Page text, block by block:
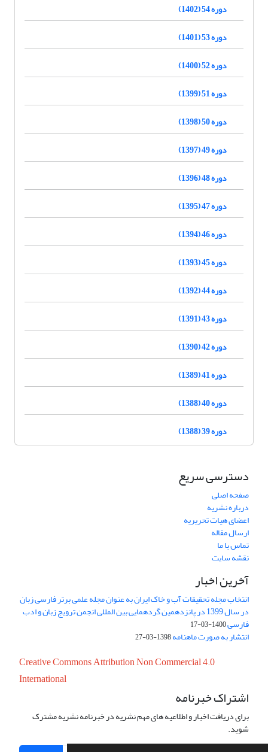
دوره 54 (1402)
دوره 53 (1401)
دوره 52 (1400)
دوره 51 (1399)
دوره 50 (1398)
دوره 49 (1397)
دوره 48 (1396)
دوره 47 (1395)
دوره 46 (1394)
دوره 45 (1393)
دوره 44 (1392)
دوره 43 (1391)
دوره 42 (1390)
دوره 41 (1389)
دوره 40 (1388)
دوره 39 (1388)
دسترسی سریع
صفحه اصلی
درباره نشریه
اعضای هیات تحریریه
ارسال مقاله
تماس با ما
نقشه سایت
آخرین اخبار
انتخاب مجله تحقیقات آب و خاک ایران به عنوان مجله علمی برتر فارسی زبان
در سال 1399 در پانزدهمین گردهمایی بین المللی انجمن ترویج زبان و ادب
فارسی1400-03-17
انتشار به صورت ماهنامه1398-03-27
Creative Commons Attribution Non Commercial 4.0
International
اشتراک خبرنامه
برای دریافت اخبار و اطلاعیه های مهم نشریه در خبرنامه نشریه مشترک
شوید.